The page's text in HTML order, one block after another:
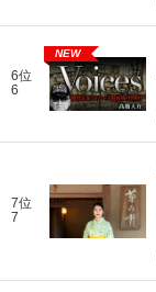
6位
6
NEW
7位
7